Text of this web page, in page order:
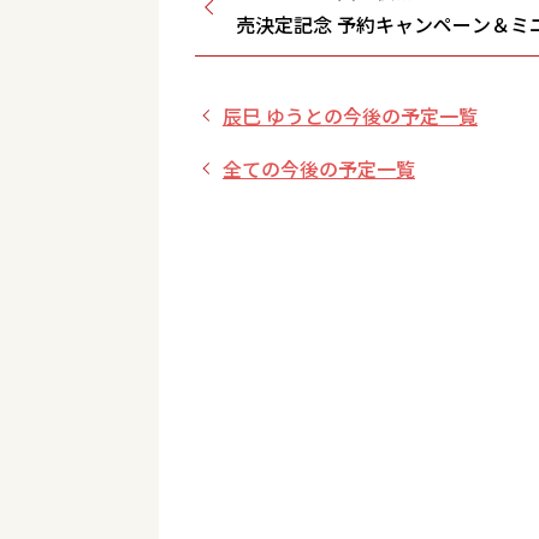
売決定記念 予約キャンペーン＆ミ
【9/28(土)浅草ヨーロー堂/東京都
辰巳 ゆうとの今後の予定一覧
全ての今後の予定一覧